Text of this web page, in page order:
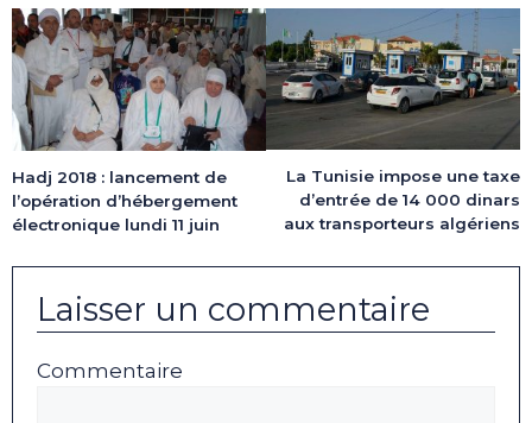
Hadj 2018 : lancement de
l’opération d’hébergement
électronique lundi 11 juin
La Tunisie impose une taxe
d’entrée de 14 000 dinars
aux transporteurs algériens
Laisser un commentaire
Commentaire